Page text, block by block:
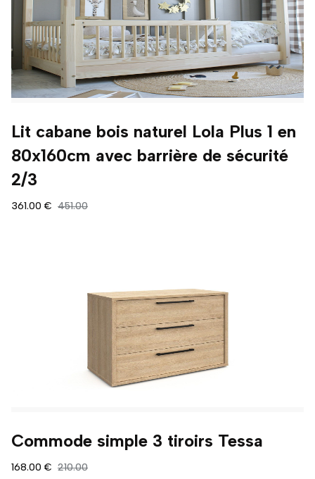
Lit cabane bois naturel Lola Plus 1 en
80x160cm avec barrière de sécurité
2/3
361.00 € 451.00
Commode simple 3 tiroirs Tessa
168.00 € 210.00